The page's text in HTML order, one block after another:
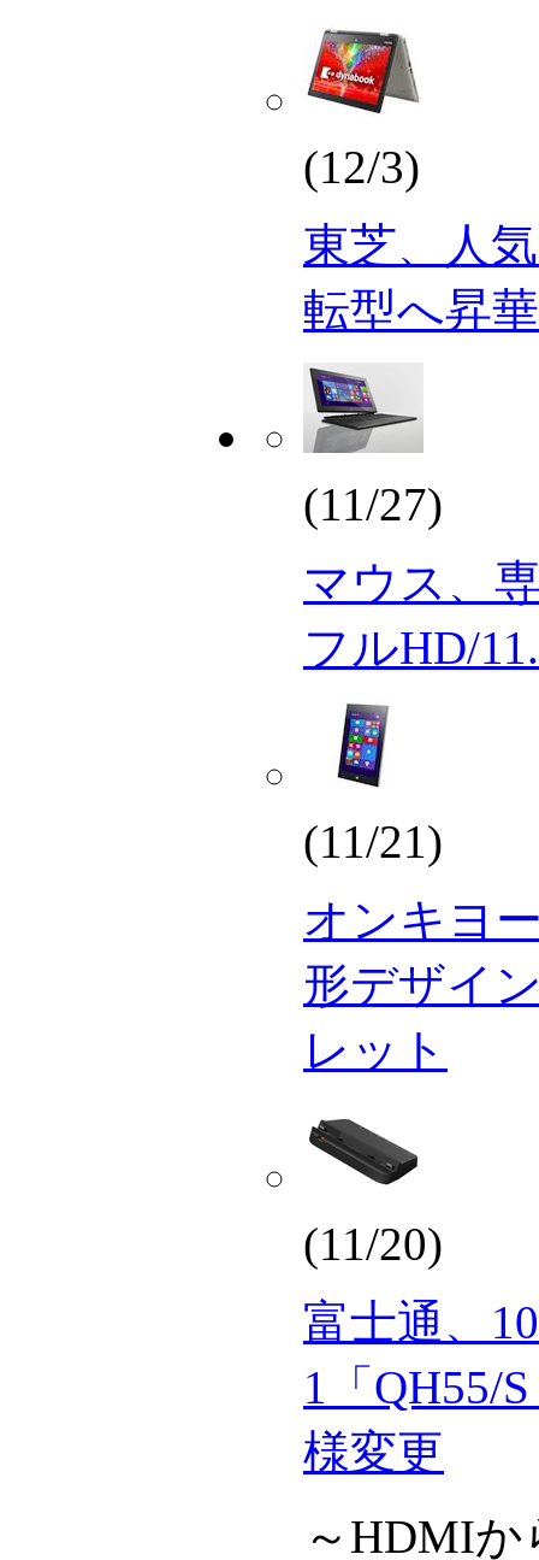
(12/3)
東芝、人
転型へ昇
(11/27)
マウス、
フルHD/
(11/21)
オンキヨ
形デザイ
レット
(11/20)
富士通、
1「QH55/
様変更
～HDMIか